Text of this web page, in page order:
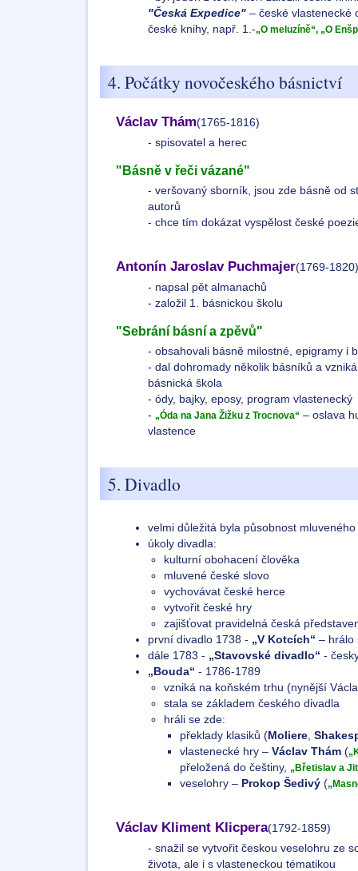
"Česká Expedice" – české vlastenecké
české knihy, např. 1.-„O meluzíně“, „O
4. Počátky novočeského básnictví
Václav Thám(1765-1816)
- spisovatel a herec
"Básně v řeči vázané"
- veršovaný sborník, jsou zde básně od
autorů
- chce tím dokázat vyspělost české
Antonín Jaroslav Puchmajer(1769-1820)
- napsal pět almanachů
- založil 1. básnickou školu
"Sebrání básní a zpěvů"
- obsahovali básně milostné, epigramy i
- dal dohromady několik básníků a
básnická škola
- ódy, bajky, eposy, program vlastenecký
- „Óda na Jana Žižku z Trocnova“ – oslava
vlastence
5. Divadlo
velmi důležitá byla působnost mluveného
úkoly divadla:
kulturní obohacení člověka
mluvené české slovo
vychovávat české herce
vytvořit české hry
zajišťovat pravidelná česká
první divadlo 1738 - „V Kotcích“ – hrálo
dále 1783 - „Stavovské divadlo“ -
„Bouda“ - 1786-1789
vzniká na koňském trhu (nynější
stala se základem českého divadla
hráli se zde:
překlady klasiků (Moliere,
vlastenecké hry – Václav Thám (
přeložená do češtiny, „Břetislav a
veselohry – Prokop Šedivý (
Václav Kliment Klicpera(1792-1859)
- snažil se vytvořit českou veselohru ze
života, ale i s vlasteneckou tématikou